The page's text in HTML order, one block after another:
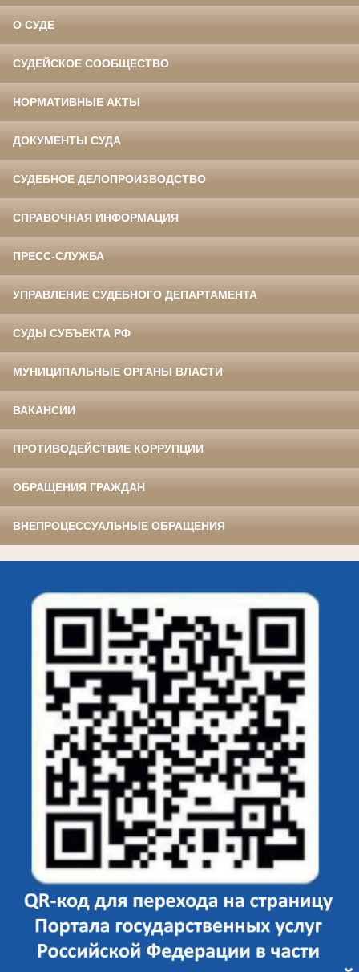
О СУДЕ
СУДЕЙСКОЕ СООБЩЕСТВО
НОРМАТИВНЫЕ АКТЫ
ДОКУМЕНТЫ СУДА
СУДЕБНОЕ ДЕЛОПРОИЗВОДСТВО
СПРАВОЧНАЯ ИНФОРМАЦИЯ
ПРЕСС-СЛУЖБА
УПРАВЛЕНИЕ СУДЕБНОГО ДЕПАРТАМЕНТА
СУДЫ СУБЪЕКТА РФ
МУНИЦИПАЛЬНЫЕ ОРГАНЫ ВЛАСТИ
ВАКАНСИИ
ПРОТИВОДЕЙСТВИЕ КОРРУПЦИИ
ОБРАЩЕНИЯ ГРАЖДАН
ВНЕПРОЦЕССУАЛЬНЫЕ ОБРАЩЕНИЯ